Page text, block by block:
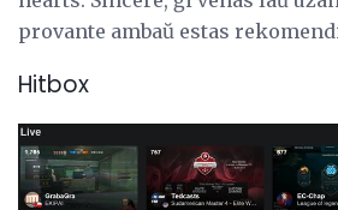
provante ambaŭ estas
Hitbox